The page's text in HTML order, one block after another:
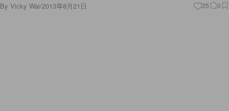
By Vicky Wai/2013年8月21日 25 0